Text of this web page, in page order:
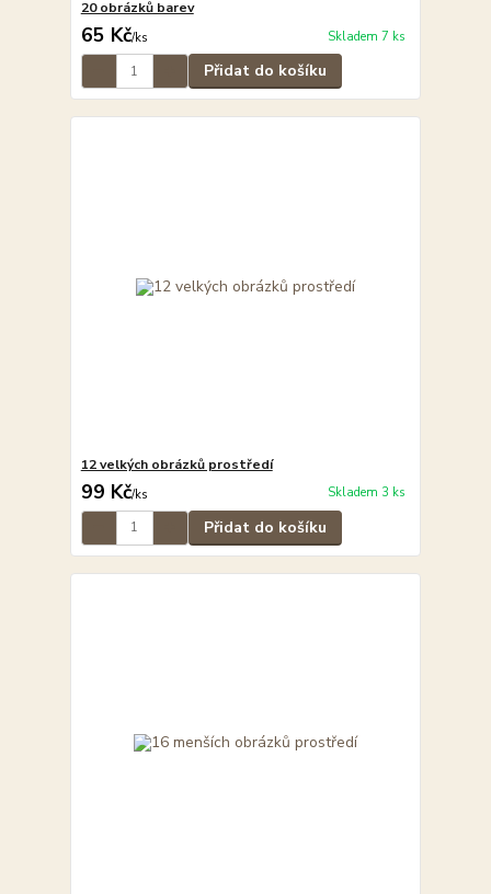
20 obrázků barev
65 Kč/ks Skladem 7 ks
Přidat do košíku
12 velkých obrázků prostředí
99 Kč/ks Skladem 3 ks
Přidat do košíku